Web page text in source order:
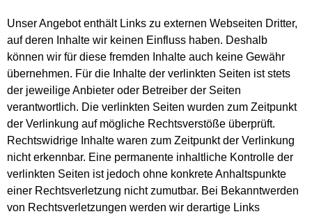
Unser Angebot enthält Links zu externen Webseiten Dritter,
auf deren Inhalte wir keinen Einfluss haben. Deshalb
können wir für diese fremden Inhalte auch keine Gewähr
übernehmen. Für die Inhalte der verlinkten Seiten ist stets
der jeweilige Anbieter oder Betreiber der Seiten
verantwortlich. Die verlinkten Seiten wurden zum Zeitpunkt
der Verlinkung auf mögliche Rechtsverstöße überprüft.
Rechtswidrige Inhalte waren zum Zeitpunkt der Verlinkung
nicht erkennbar. Eine permanente inhaltliche Kontrolle der
verlinkten Seiten ist jedoch ohne konkrete Anhaltspunkte
einer Rechtsverletzung nicht zumutbar. Bei Bekanntwerden
von Rechtsverletzungen werden wir derartige Links